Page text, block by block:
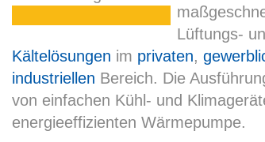
Lüftungs-
Kältelösungen im privaten,
industriellen Bereich. Die
von einfachen Kühl- und
energieeffizienten Wärmepumpe.